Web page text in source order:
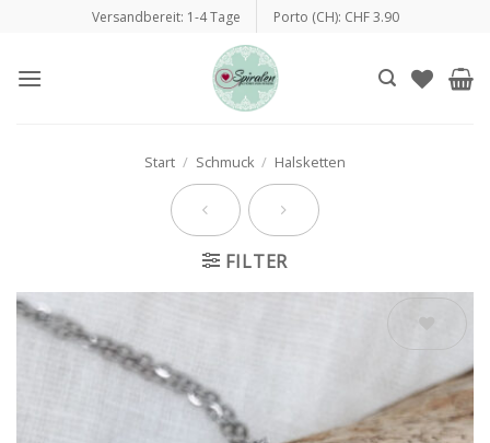
springen
Versandbereit: 1-4 Tage Porto (CH): CHF 3.90
Start / Schmuck / Halsketten
FILTER
Wunschliste